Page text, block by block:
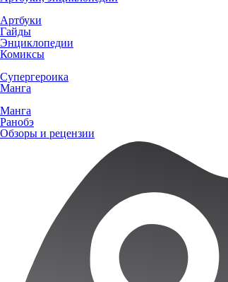
Артбуки
Гайды
Энциклопедии
Комиксы
Супергероика
Манга
Манга
Ранобэ
Обзоры и рецензии